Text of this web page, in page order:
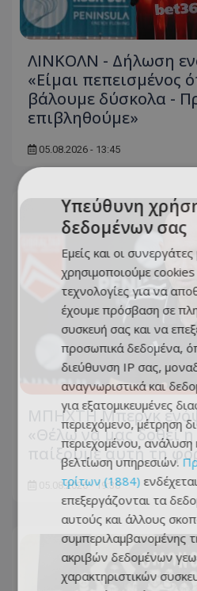
ΛΙΝΚΟΛΝ - Δήλωση
«Είμαι πεπεισμένος
βάλουμε δύσκολα -
επιβληθούμε»
05.08.2026 - 13:45
ΜΠΗΧΤΗ Μπεργκ
«Θέλω να μας δοθεί η
παίξουμε αυτή τη
05.08.2026 - 19:38
Υπεύθυνη
δεδομένων σας
Εμείς και οι
χρησιμοποιούμε
τεχνολογίες για να
έχουμε πρόσβαση σε
συσκευή σας και να
προσωπικά δεδομένα,
διεύθυνση IP σας,
αναγνωριστικά και
για εξατομικευμένες
περιεχόμενο, μέτρηση
περιεχομένου, ανάλυση
βελτίωση υπηρεσιών.
τρίτων (1884)
επεξεργάζονται τα
αυτούς και άλλους
συμπεριλαμβανομένης
ακριβών δεδομένων
χαρακτηριστικών